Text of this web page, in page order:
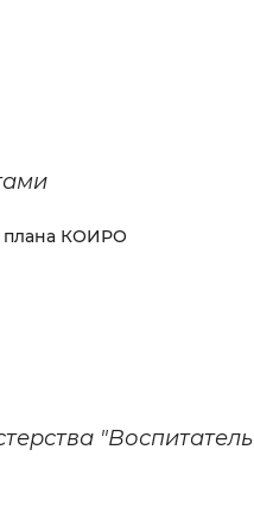
плана КОИРО
"Воспитатель